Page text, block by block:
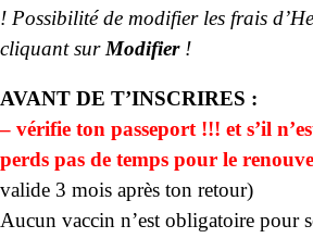
! Possibilité de modifier les frais
cliquant surModifier !
AVANT DE T’INSCRIRES :
– vérifie ton passeport !!! et s’il
perds pas de temps pour le
valide 3 mois après ton retour)
Aucun vaccin n’est obligatoire pour